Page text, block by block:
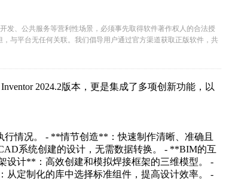
发、公共服务等营利性场景，必须事先取得软件著作权人的合法授
与平台无任何关联。我们倡导用户通过官方渠道获取正版软件，共
2024.2版本，更是集成了多项创新功能，以
。 - **情节创造**：快速制作清晰、准确且
系统创建的设计，无需数据转换。 - **BIM的互
设计**：高效创建和模拟焊接框架的三维模型。 -
制化的库中选择标准组件，提高设计效率。 -